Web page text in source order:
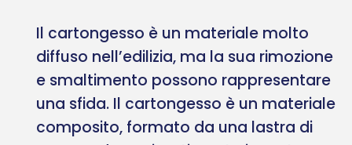
Il cartongesso è un materiale molto
diffuso nell’edilizia, ma la sua rimozione
e smaltimento possono rappresentare
una sfida. Il cartongesso è un materiale
composito, formato da una lastra di